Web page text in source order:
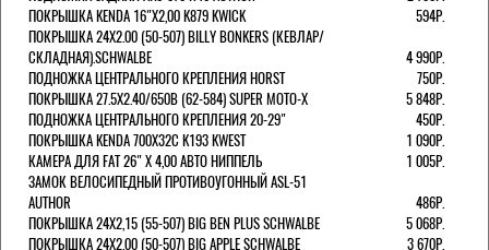
ПОКРЫШКА KENDA 16"Х2,00 K879 KWICK
594Р.
ПОКРЫШКА 24X2.00 (50-507) BILLY BONKERS (КЕВЛАР/
СКЛАДНАЯ).SCHWALBE
4 990Р.
ПОДНОЖКА ЦЕНТРАЛЬНОГО КРЕПЛЕНИЯ HORST
750Р.
ПОКРЫШКА 27.5X2.40/650B (62-584) SUPER MOTO-X
5 848Р.
ПОДНОЖКА ЦЕНТРАЛЬНОГО КРЕПЛЕНИЯ 20-29"
450Р.
ПОКРЫШКА KENDA 700Х32С K193 KWEST
1 090Р.
КАМЕРА ДЛЯ FAT 26" X 4,00 АВТО НИППЕЛЬ
1 005Р.
ЗАМОК ВЕЛОСИПЕДНЫЙ ПРОТИВОУГОННЫЙ ASL-51
AUTHOR
486Р.
ПОКРЫШКА 24X2,15 (55-507) BIG BEN PLUS SCHWALBE
5 068Р.
ПОКРЫШКА 24X2.00 (50-507) BIG APPLE SCHWALBE
3 670Р.